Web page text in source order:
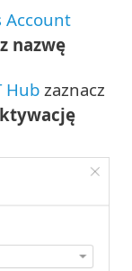
Account
nazwę
Hub zaznacz